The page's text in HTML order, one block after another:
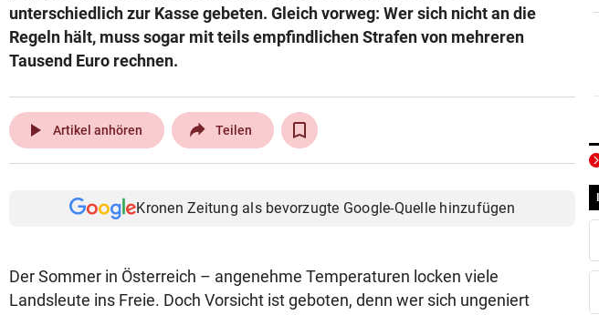
unterschiedlich zur Kasse gebeten. Gleich vorweg: Wer sich nicht an die
Regeln hält, muss sogar mit teils empfindlichen Strafen von mehreren
Tausend Euro rechnen.
play_arrow Artikel anhören Teilen
Kronen Zeitung als bevorzugte Google-Quelle hinzufügen
Der Sommer in Österreich – angenehme Temperaturen locken viele
Landsleute ins Freie. Doch Vorsicht ist geboten, denn wer sich ungeniert